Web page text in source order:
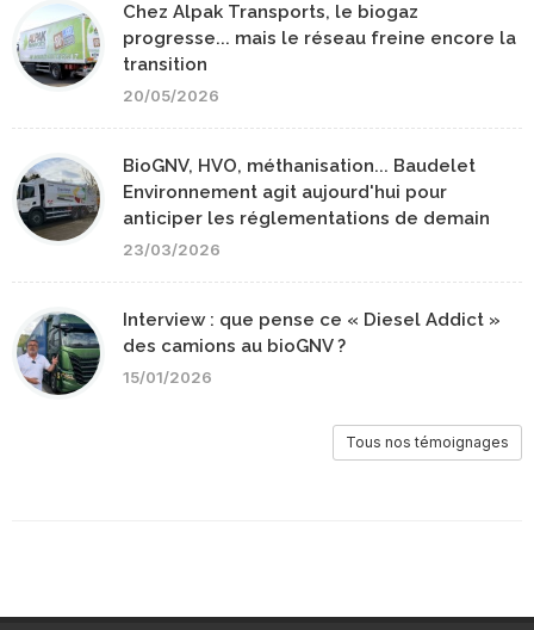
Chez Alpak Transports, le biogaz
progresse... mais le réseau freine encore la
transition
20/05/2026
BioGNV, HVO, méthanisation... Baudelet
Environnement agit aujourd'hui pour
anticiper les réglementations de demain
23/03/2026
Interview : que pense ce « Diesel Addict »
des camions au bioGNV ?
15/01/2026
Tous nos témoignages